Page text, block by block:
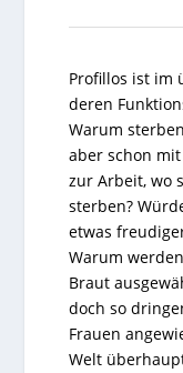
Profillos ist im
deren
Warum
aber schon
zur Arbeit, wo
sterben?
etwas
Warum
Braut
doch so
Frauen
Welt